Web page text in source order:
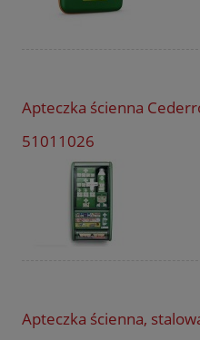
Apteczka ścienna
51011026
Apteczka ścienna,